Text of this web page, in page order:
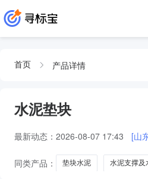
首页 产品详情
水泥垫块
最新动态： 2026-08-07 17:43 [山
同类产品： 垫块水泥 水泥支撑及